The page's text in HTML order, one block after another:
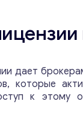
и мы
время.
дает
которые
к этому